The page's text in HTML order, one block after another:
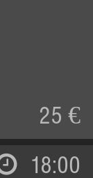
25 €
18:00